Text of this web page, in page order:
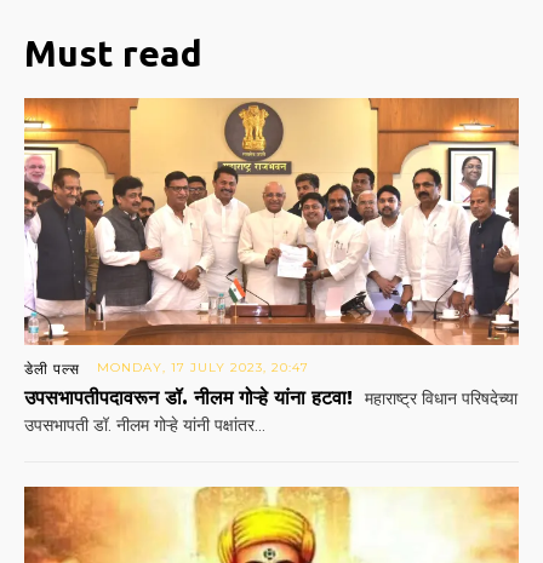
Must read
डेली पल्स MONDAY, 17 JULY 2023, 20:47
उपसभापतीपदावरून डॉ. नीलम गोऱ्हे यांना हटवा!
महाराष्ट्र विधान परिषदेच्या
उपसभापती डॉ. नीलम गोऱ्हे यांनी पक्षांतर...